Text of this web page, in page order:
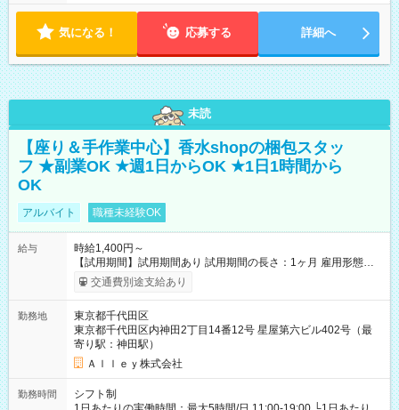
気になる！ 応募する 詳細へ
未読
【座り＆手作業中心】香水shopの梱包スタッ
フ ★副業OK ★週1日からOK ★1日1時間から
OK
アルバイト 職種未経験OK
給与
時給1,400円～
【試用期間】試用期間あり 試用期間の長さ：1ヶ月 雇用形態、
給与は本採用時と同じです。
交通費別途支給あり
勤務地
東京都千代田区
東京都千代田区内神田2丁目14番12号 星屋第六ビル402号（最
寄り駅：神田駅）
Ａｌｌｅｙ株式会社
勤務時間
シフト制